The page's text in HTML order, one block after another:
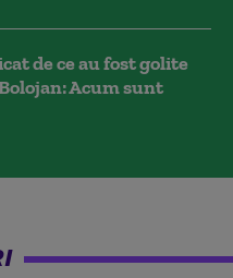
de ce au fost golite
Acum sunt